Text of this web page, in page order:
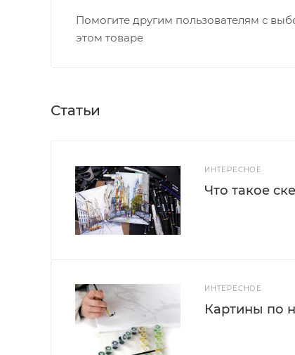
Помогите другим пользователям с
этом товаре
Статьи
ИНТЕРЕСНОЕ
Что такое
ИНТЕРЕСНОЕ
Картины по